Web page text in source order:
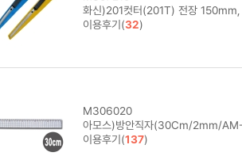
화신)201컷터(201T) 전장
이용후기(32)
M306020
아모스)방안직자(30Cm/2mm/
이용후기(137)